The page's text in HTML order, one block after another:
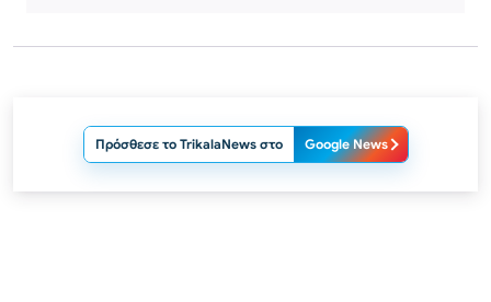
Πρόσθεσε το TrikalaNews στο Google News